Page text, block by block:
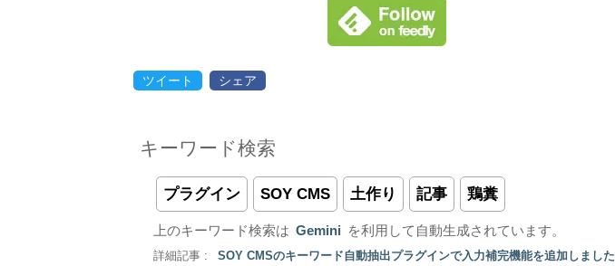
ツイート シェア
キーワード検索
プラグイン SOY CMS 土作り 記事 鶏糞
上のキーワード検索は Gemini を利用して自動生成されています。
詳細記事 : SOY CMSのキーワード自動抽出プラグインで入力補完機能を追加しました